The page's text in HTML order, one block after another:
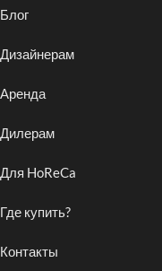
Блог
Дизайнерам
Аренда
Дилерам
Для HoReCa
Где купить?
Контакты